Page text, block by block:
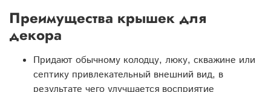
Преимущества крышек для
декора
Придают обычному колодцу, люку, скважине или
септику привлекательный внешний вид, в
результате чего улучшается восприятие